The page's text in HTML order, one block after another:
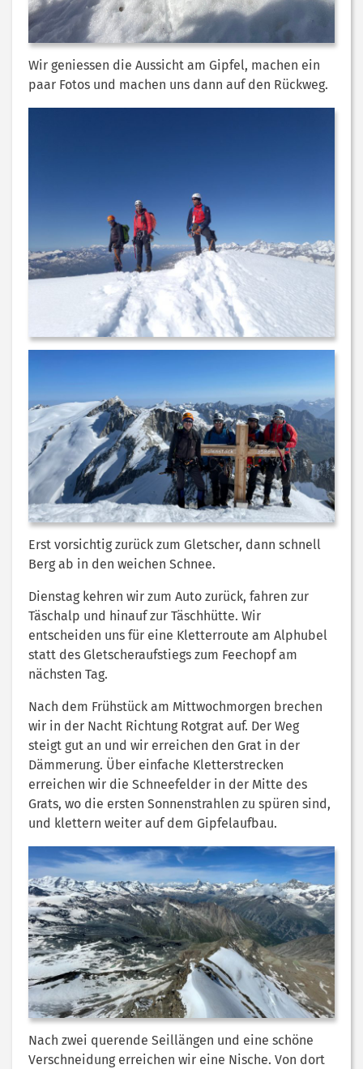
Wir geniessen die Aussicht am Gipfel, machen ein
paar Fotos und machen uns dann auf den Rückweg.
Erst vorsichtig zurück zum Gletscher, dann schnell
Berg ab in den weichen Schnee.
Dienstag kehren wir zum Auto zurück, fahren zur
Täschalp und hinauf zur Täschhütte. Wir
entscheiden uns für eine Kletterroute am Alphubel
statt des Gletscheraufstiegs zum Feechopf am
nächsten Tag.
Nach dem Frühstück am Mittwochmorgen brechen
wir in der Nacht Richtung Rotgrat auf. Der Weg
steigt gut an und wir erreichen den Grat in der
Dämmerung. Über einfache Kletterstrecken
erreichen wir die Schneefelder in der Mitte des
Grats, wo die ersten Sonnenstrahlen zu spüren sind,
und klettern weiter auf dem Gipfelaufbau.
Nach zwei querende Seillängen und eine schöne
Verschneidung erreichen wir eine Nische. Von dort